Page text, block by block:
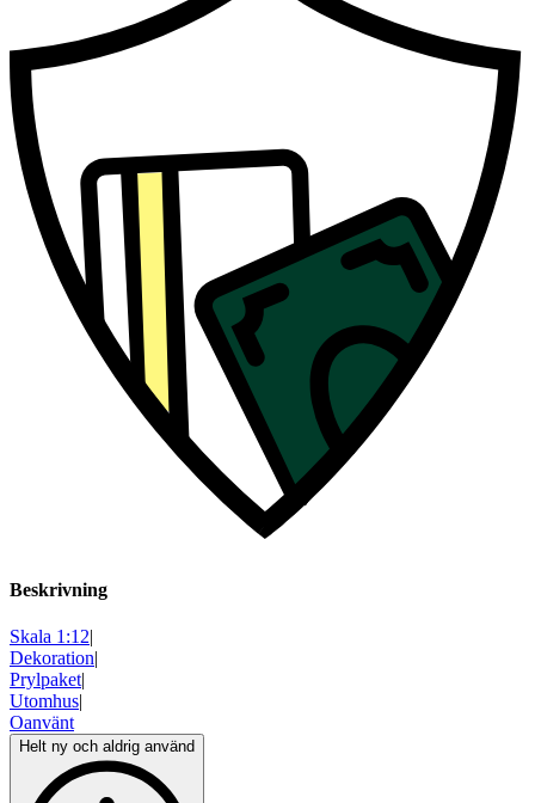
Beskrivning
Skala 1:12|
Dekoration|
Prylpaket|
Utomhus|
Oanvänt
Helt ny och aldrig använd